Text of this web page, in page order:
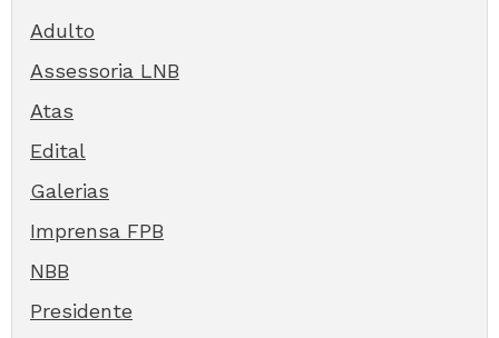
Adulto
Assessoria LNB
Atas
Edital
Galerias
Imprensa FPB
NBB
Presidente